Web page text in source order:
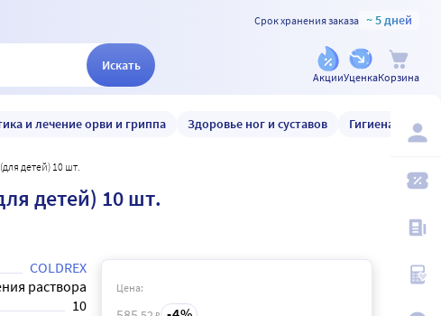
Срок хранения заказа ~ 5 дней
Искать
АкцииУценкаКорзина
и лечение орви и гриппа Здоровье ног и суставов Гигиена и уход
детей) 10 шт.
детей) 10 шт.
COLDREX
раствора
10
Цена: